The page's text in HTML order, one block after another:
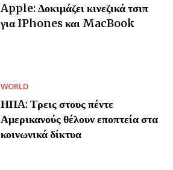
Apple: Δοκιμάζει κινεζικά τσιπ
για IPhones και MacBook
WORLD
ΗΠA: Τρεις στους πέντε
Αμερικανούς θέλουν εποπτεία στα
κοινωνικά δίκτυα